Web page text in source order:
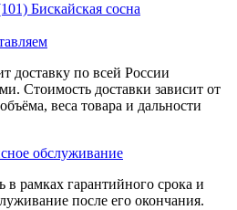
Бискайская сосна
доставку по всей России
Стоимость доставки зависит от
веса товара и дальности
обслуживание
в рамках гарантийного срока и
после его окончания.